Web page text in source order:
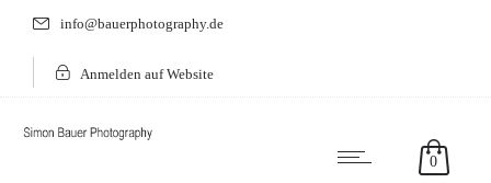
info@bauerphotography.de
Anmelden auf Website
0